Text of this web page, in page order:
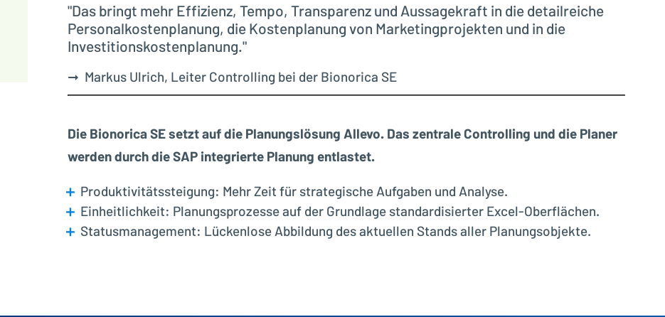
"Das bringt mehr Effizienz, Tempo, Transparenz und Aussagekraft in die detailreiche
Personalkostenplanung, die Kostenplanung von Marketingprojekten und in die
Investitionskostenplanung."
➞ Markus Ulrich, Leiter Controlling bei der Bionorica SE
Die Bionorica SE setzt auf die Planungslösung Allevo. Das zentrale Controlling und die Planer
werden durch die SAP integrierte Planung entlastet.
Produktivitätssteigung: Mehr Zeit für strategische Aufgaben und Analyse.
Einheitlichkeit: Planungsprozesse auf der Grundlage standardisierter Excel-Oberflächen.
Statusmanagement: Lückenlose Abbildung des aktuellen Stands aller Planungsobjekte.